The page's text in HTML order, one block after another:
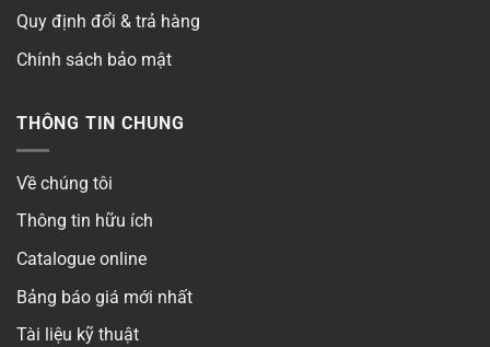
Quy định đổi & trả hàng
Chính sách bảo mật
THÔNG TIN CHUNG
Về chúng tôi
Thông tin hữu ích
Catalogue online
Bảng báo giá mới nhất
Tài liệu kỹ thuật